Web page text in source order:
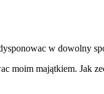
w dowolny
moim majątkiem. Jak